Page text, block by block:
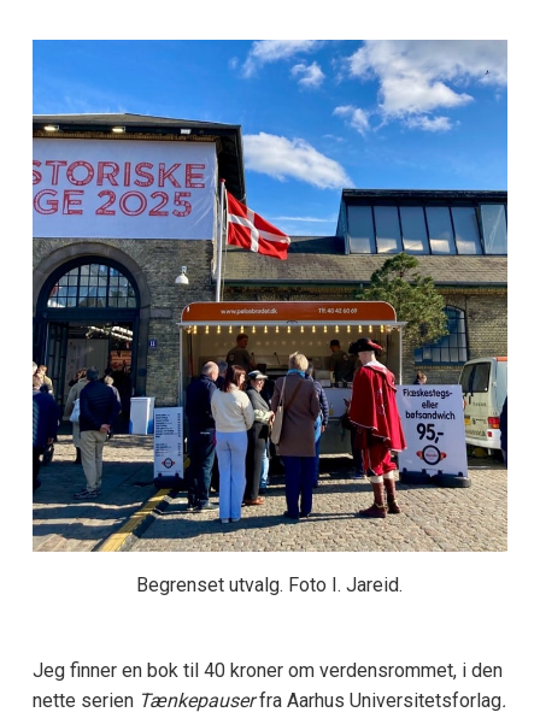
Begrenset utvalg. Foto I. Jareid.
Jeg finner en bok til 40 kroner om verdensrommet, i den
nette serien Tænkepauserfra Aarhus Universitetsforlag.